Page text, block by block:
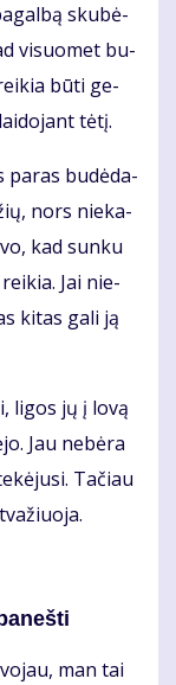
sku­bė­
vi­suo­met bu­
bū­ti ge­
tė­tį.
pa­ras bu­dė­da­
nors nie­ka­
kad sun­ku
Jai nie­
ki­tas ga­li ją
li­gos jų į lo­vą
Jau ne­bė­ra
Ta­čiau
man tai